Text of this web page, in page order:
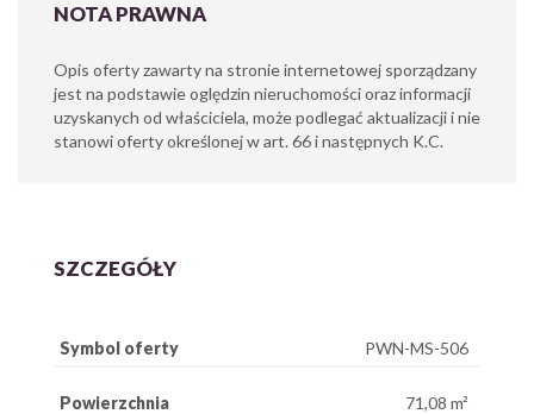
NOTA PRAWNA
Opis oferty zawarty na stronie internetowej sporządzany
jest na podstawie oględzin nieruchomości oraz informacji
uzyskanych od właściciela, może podlegać aktualizacji i nie
stanowi oferty określonej w art. 66 i następnych K.C.
SZCZEGÓŁY
Symbol oferty PWN-MS-506
Powierzchnia 71,08 m²